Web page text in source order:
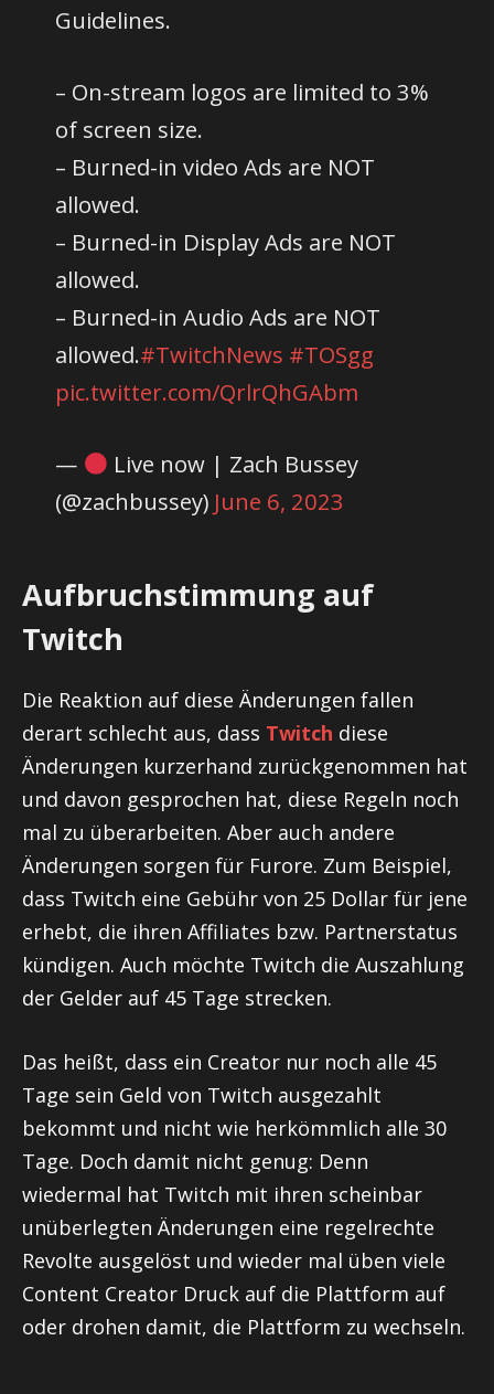
Guidelines.
– On-stream logos are limited to 3%
of screen size.
– Burned-in video Ads are NOT
allowed.
– Burned-in Display Ads are NOT
allowed.
– Burned-in Audio Ads are NOT
allowed.#TwitchNews #TOSgg
pic.twitter.com/QrlrQhGAbm
—
Live now | Zach Bussey
(@zachbussey) June 6, 2023
Aufbruchstimmung auf
Twitch
Die Reaktion auf diese Änderungen fallen
derart schlecht aus, dass Twitch diese
Änderungen kurzerhand zurückgenommen hat
und davon gesprochen hat, diese Regeln noch
mal zu überarbeiten. Aber auch andere
Änderungen sorgen für Furore. Zum Beispiel,
dass Twitch eine Gebühr von 25 Dollar für jene
erhebt, die ihren Affiliates bzw. Partnerstatus
kündigen. Auch möchte Twitch die Auszahlung
der Gelder auf 45 Tage strecken.
Das heißt, dass ein Creator nur noch alle 45
Tage sein Geld von Twitch ausgezahlt
bekommt und nicht wie herkömmlich alle 30
Tage. Doch damit nicht genug: Denn
wiedermal hat Twitch mit ihren scheinbar
unüberlegten Änderungen eine regelrechte
Revolte ausgelöst und wieder mal üben viele
Content Creator Druck auf die Plattform auf
oder drohen damit, die Plattform zu wechseln.